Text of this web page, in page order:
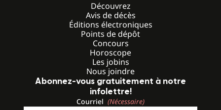
Découvrez
Avis de décès
Éditions électroniques
Points de dépôt
Concours
Horoscope
Les jobins
Nous joindre
Abonnez-vous gratuitement à notre
infolettre!
Courriel (Nécessaire)